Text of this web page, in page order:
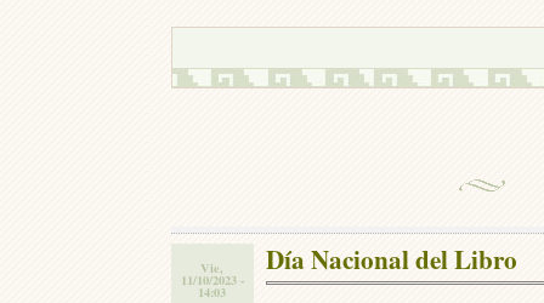
Vie,
11/10/2023 -
14:03
Día Nacional del Libro